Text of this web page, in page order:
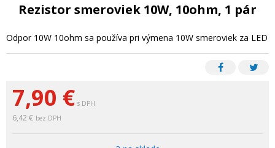
7,90 € s DPH
6,42 € bez DPH
Rezistor smeroviek 10W, 10ohm, 1 pár
Odpor 10W 10ohm sa používa pri výmena 10W smeroviek za LED